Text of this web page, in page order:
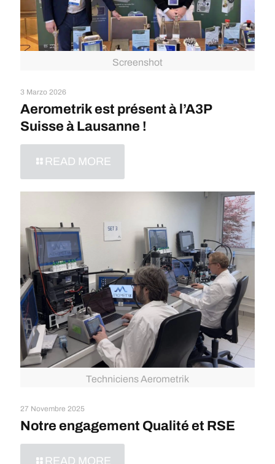
Screenshot
3 Marzo 2026
Aerometrik est présent à l’A3P
Suisse à Lausanne !
READ MORE
Techniciens Aerometrik
27 Novembre 2025
Notre engagement Qualité et RSE
READ MORE